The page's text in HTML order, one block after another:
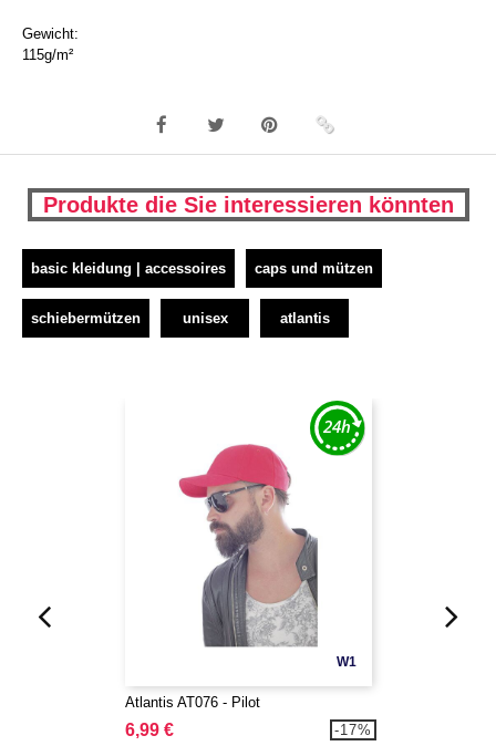
Gewicht:
115g/m²
Produkte die Sie interessieren könnten
basic kleidung | accessoires caps und mützen
schiebermützen unisex atlantis
W1
Atlantis AT076 - Pilot
6,99 € -17%